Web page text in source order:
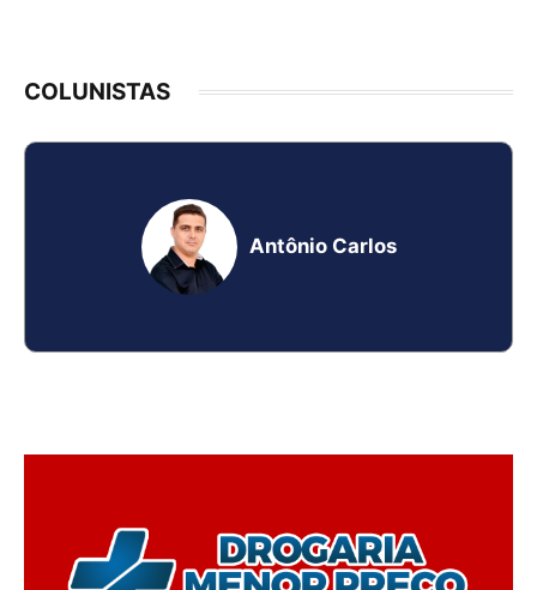
COLUNISTAS
Antônio Carlos